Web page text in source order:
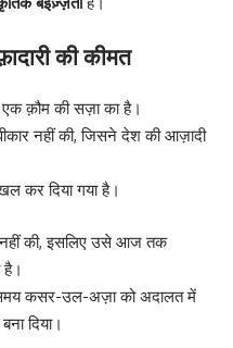
की कीमत
एक क़ौम की सज़ा का है।
नहीं की, जिसने देश की आज़ादी
कर दिया गया है।
नहीं की, इसलिए उसे आज तक
कसर-उल-अज़ा को अदालत में
बना दिया।